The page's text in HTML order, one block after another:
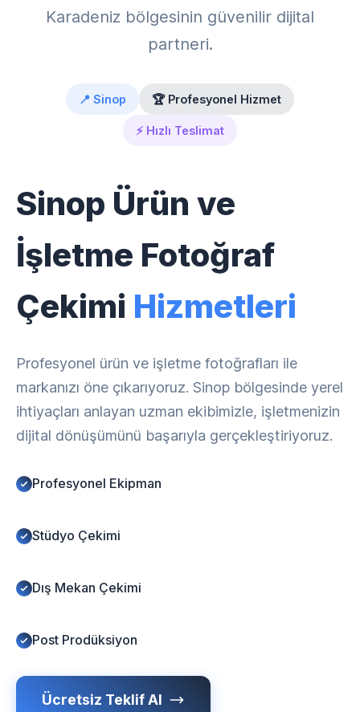
Karadeniz bölgesinin güvenilir dijital
partneri.
📍 Sinop 🏆 Profesyonel Hizmet
⚡ Hızlı Teslimat
Sinop Ürün ve
İşletme Fotoğraf
Çekimi Hizmetleri
Profesyonel ürün ve işletme fotoğrafları ile
markanızı öne çıkarıyoruz. Sinop bölgesinde yerel
ihtiyaçları anlayan uzman ekibimizle, işletmenizin
dijital dönüşümünü başarıyla gerçekleştiriyoruz.
Profesyonel Ekipman
Stüdyo Çekimi
Dış Mekan Çekimi
Post Prodüksiyon
Ücretsiz Teklif Al